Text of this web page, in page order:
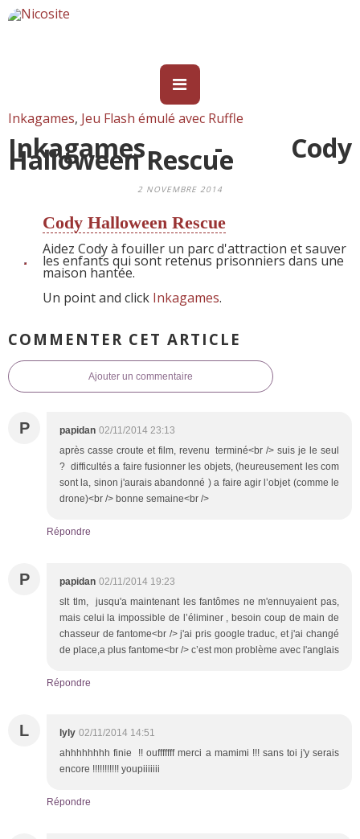
Inkagames, Jeu Flash émulé avec Ruffle
Inkagames - Cody
Halloween Rescue
2 NOVEMBRE 2014
Cody Halloween Rescue
Aidez Cody à fouiller un parc d'attraction et sauver
les enfants qui sont retenus prisonniers dans une
maison hantée.
Un point and click Inkagames.
COMMENTER CET ARTICLE
Ajouter un commentaire
P papidan 02/11/2014 23:13
après casse croute et film, revenu terminé<br /> suis je le seul
? difficultés a faire fusionner les objets, (heureusement les com
sont la, sinon j'aurais abandonné ) a faire agir l’objet (comme le
drone)<br /> bonne semaine<br />
Répondre
P papidan 02/11/2014 19:23
slt tlm, jusqu'a maintenant les fantômes ne m'ennuyaient pas,
mais celui la impossible de l’éliminer , besoin coup de main de
chasseur de fantome<br /> j'ai pris google traduc, et j'ai changé
de place,a plus fantome<br /> c’est mon problème avec l'anglais
Répondre
L lyly 02/11/2014 14:51
ahhhhhhhh finie !! oufffffff merci a mamimi !!! sans toi j'y serais
encore !!!!!!!!!!! youpiiiiiii
Répondre